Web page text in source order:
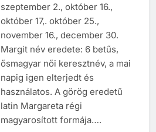
szeptember 2., október 16.,
október 17,. október 25.,
november 16., december 30.
Margit név eredete: 6 betűs,
ősmagyar női keresztnév, a mai
napig igen elterjedt és
használatos. A görög eredetű
latin Margareta régi
magyarosított formája….